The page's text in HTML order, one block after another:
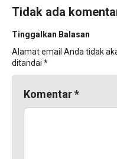
Tidak ada
Tinggalkan Balasan
Alamat email Anda tidak
ditandai *
Komentar*